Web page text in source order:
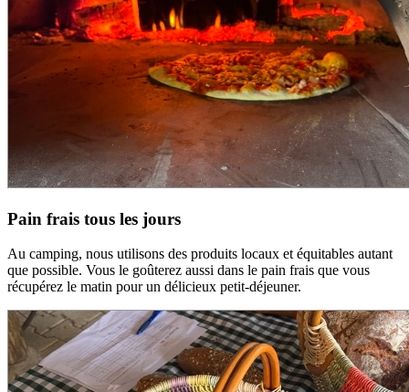
Pain frais tous les jours
Au camping, nous utilisons des produits locaux et équitables autant
que possible. Vous le goûterez aussi dans le pain frais que vous
récupérez le matin pour un délicieux petit-déjeuner.